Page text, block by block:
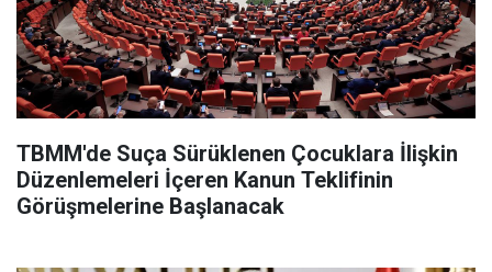
TBMM'de Suça Sürüklenen Çocuklara İlişkin
Düzenlemeleri İçeren Kanun Teklifinin
Görüşmelerine Başlanacak